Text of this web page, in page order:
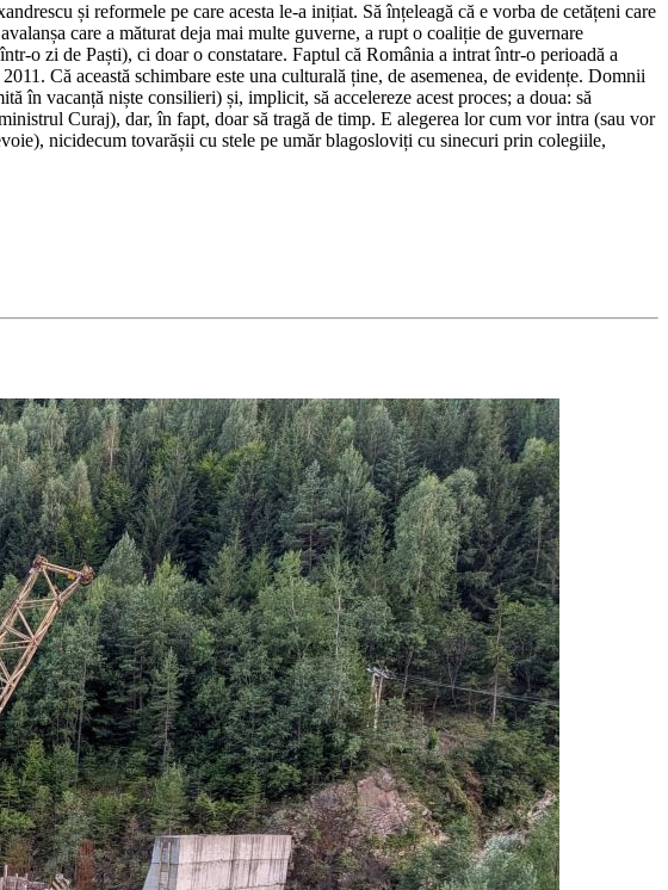
și reformele pe care acesta le-a inițiat. Să înțeleagă că e vorba de cetățeni care
care a măturat deja mai multe guverne, a rupt o coaliție de guvernare
o zi de Paști), ci doar o constatare. Faptul că România a intrat într-o perioadă a
Că această schimbare este una culturală ține, de asemenea, de evidențe. Domnii
în vacanță niște consilieri) și, implicit, să accelereze acest proces; a doua: să
Curaj), dar, în fapt, doar să tragă de timp. E alegerea lor cum vor intra (sau vor
nicidecum tovarășii cu stele pe umăr blagosloviți cu sinecuri prin colegiile,